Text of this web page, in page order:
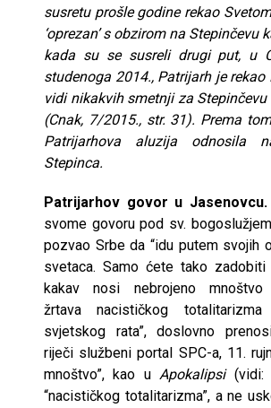
susretu prošle godine rekao
‘oprezan’ s obzirom na Stepinčevu
kada su se susreli drugi put, u
studenoga 2014., Patrijarh je rekao
vidi nikakvih smetnji za Stepinčevu
(Cnak, 7/2015., str. 31). Prema
Patrijarhova aluzija odnosila
Stepinca.
Patrijarhov govor u Jasenovcu.
svome govoru pod sv.
pozvao Srbe da “idu putem svojih
svetaca. Samo ćete tako
kakav nosi nebrojeno mnoštvo
žrtava nacističkog
svjetskog rata”, doslovno
riječi službeni portal SPC-a, 11.
mnoštvo”, kao uApokalipsi(vidi:
“nacističkog totalitarizma”, a ne